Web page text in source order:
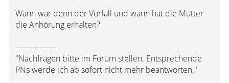
Wann war denn der Vorfall und wann hat die Mutter
die Anhörung erhalten?
-----------------
"Nachfragen bitte im Forum stellen. Entsprechende
PNs werde ich ab sofort nicht mehr beantworten."